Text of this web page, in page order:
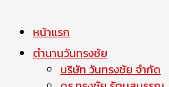
หน้าแรก
ตำนานวันทรงชัย
บริษัท วันทรงชัย จำกัด